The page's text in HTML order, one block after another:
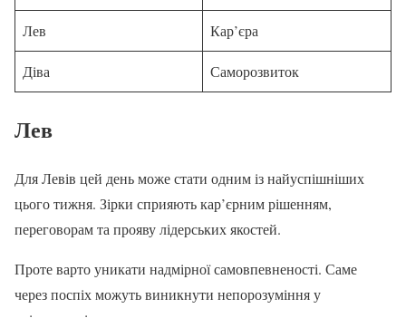
Лев Кар’єра
Діва Саморозвиток
Лев
Для Левів цей день може стати одним із найуспішніших
цього тижня. Зірки сприяють кар’єрним рішенням,
переговорам та прояву лідерських якостей.
Проте варто уникати надмірної самовпевненості. Саме
через поспіх можуть виникнути непорозуміння у